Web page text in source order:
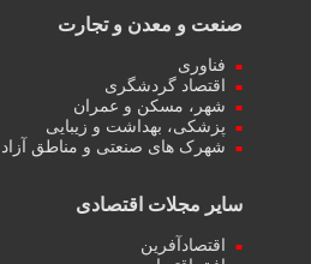
صنعت و معدن و تجارت
فناوری
اقتصاد گردشگری
شهر، مسکن و عمران
پزشکی، بهداشت و زیبایی
شهرک های صنعتی و مناطق آزاد
سایر مجلات اقتصادی
اقتصادآفرین